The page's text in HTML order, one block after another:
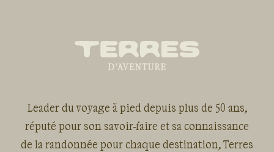
Leader du voyage à pied depuis plus de 50 ans,
réputé pour son savoir-faire et sa connaissance
de la randonnée pour chaque destination, Terres